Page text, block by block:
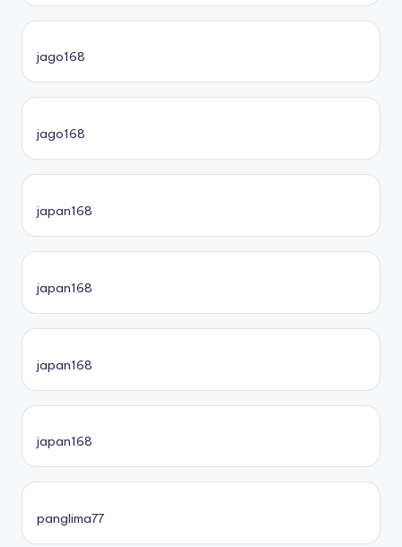
jago168
jago168
japan168
japan168
japan168
japan168
panglima77